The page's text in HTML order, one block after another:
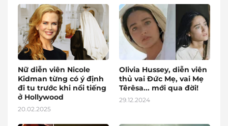
Nữ diễn viên Nicole
Kidman từng có ý định
đi tu trước khi nổi tiếng
ở Hollywood
20.02.2025
Olivia Hussey, diễn viên
thủ vai Đức Mẹ, vai Mẹ
Têrêsa... mới qua đời!
29.12.2024